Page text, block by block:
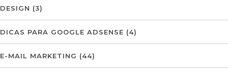
DESIGN (3)
DICAS PARA GOOGLE ADSENSE (4)
E-MAIL MARKETING (44)